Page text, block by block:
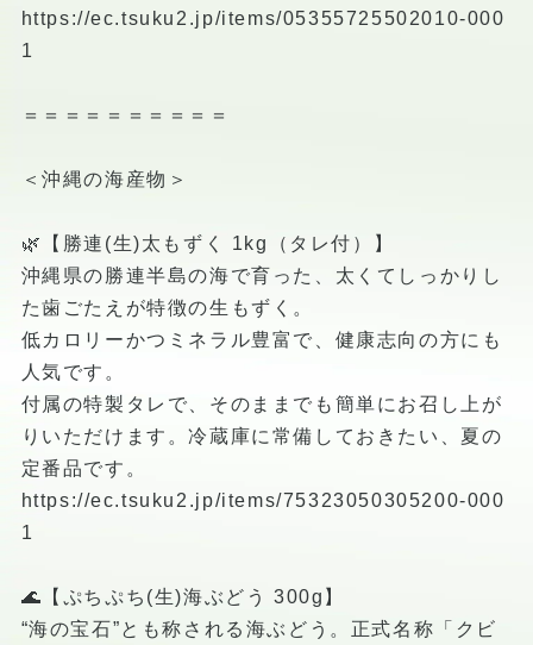
https://ec.tsuku2.jp/items/05355725502010-000
1
＝＝＝＝＝＝＝＝＝＝
＜沖縄の海産物＞
🌿【勝連(生)太もずく 1kg（タレ付）】
沖縄県の勝連半島の海で育った、太くてしっかりし
た歯ごたえが特徴の生もずく。
低カロリーかつミネラル豊富で、健康志向の方にも
人気です。
付属の特製タレで、そのままでも簡単にお召し上が
りいただけます。冷蔵庫に常備しておきたい、夏の
定番品です。
https://ec.tsuku2.jp/items/75323050305200-000
1
🌊【ぷちぷち(生)海ぶどう 300g】
“海の宝石”とも称される海ぶどう。正式名称「クビ